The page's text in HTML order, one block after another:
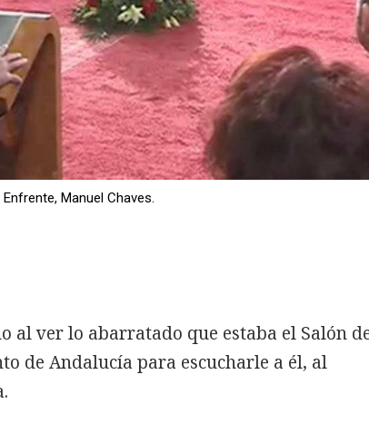
Manuel Chaves.
al ver lo abarratado que estaba el Salón
de Andalucía para escucharle a él, al